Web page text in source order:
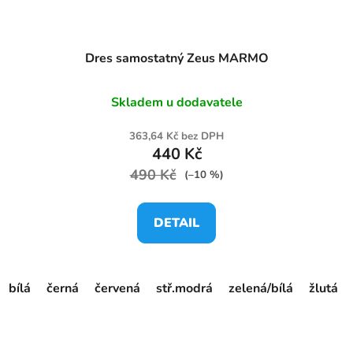
Dres samostatný Zeus MARMO
Skladem u dodavatele
363,64 Kč bez DPH
440 Kč
490 Kč (–10 %)
DETAIL
bílá černá červená stř.modrá zelená/bílá žlutá